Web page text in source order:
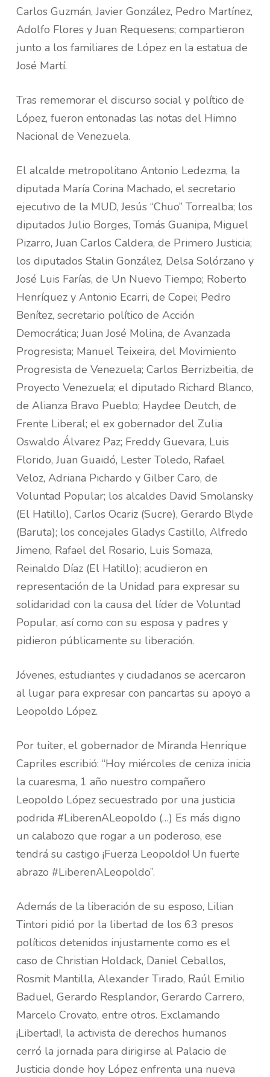
Carlos Guzmán, Javier González, Pedro Martínez,
Adolfo Flores y Juan Requesens; compartieron
junto a los familiares de López en la estatua de
José Martí.
Tras rememorar el discurso social y político de
López, fueron entonadas las notas del Himno
Nacional de Venezuela.
El alcalde metropolitano Antonio Ledezma, la
diputada María Corina Machado, el secretario
ejecutivo de la MUD, Jesús “Chuo” Torrealba; los
diputados Julio Borges, Tomás Guanipa, Miguel
Pizarro, Juan Carlos Caldera, de Primero Justicia;
los diputados Stalin González, Delsa Solórzano y
José Luis Farías, de Un Nuevo Tiempo; Roberto
Henríquez y Antonio Ecarri, de Copei; Pedro
Benítez, secretario político de Acción
Democrática; Juan José Molina, de Avanzada
Progresista; Manuel Teixeira, del Movimiento
Progresista de Venezuela; Carlos Berrizbeitia, de
Proyecto Venezuela; el diputado Richard Blanco,
de Alianza Bravo Pueblo; Haydee Deutch, de
Frente Liberal; el ex gobernador del Zulia
Oswaldo Álvarez Paz; Freddy Guevara, Luis
Florido, Juan Guaidó, Lester Toledo, Rafael
Veloz, Adriana Pichardo y Gilber Caro, de
Voluntad Popular; los alcaldes David Smolansky
(El Hatillo), Carlos Ocariz (Sucre), Gerardo Blyde
(Baruta); los concejales Gladys Castillo, Alfredo
Jimeno, Rafael del Rosario, Luis Somaza,
Reinaldo Díaz (El Hatillo); acudieron en
representación de la Unidad para expresar su
solidaridad con la causa del líder de Voluntad
Popular, así como con su esposa y padres y
pidieron públicamente su liberación.
Jóvenes, estudiantes y ciudadanos se acercaron
al lugar para expresar con pancartas su apoyo a
Leopoldo López.
Por tuiter, el gobernador de Miranda Henrique
Capriles escribió: “Hoy miércoles de ceniza inicia
la cuaresma, 1 año nuestro compañero
Leopoldo López secuestrado por una justicia
podrida #LiberenALeopoldo (…) Es más digno
un calabozo que rogar a un poderoso, ese
tendrá su castigo ¡Fuerza Leopoldo! Un fuerte
abrazo #LiberenALeopoldo”.
Además de la liberación de su esposo, Lilian
Tintori pidió por la libertad de los 63 presos
políticos detenidos injustamente como es el
caso de Christian Holdack, Daniel Ceballos,
Rosmit Mantilla, Alexander Tirado, Raúl Emilio
Baduel, Gerardo Resplandor, Gerardo Carrero,
Marcelo Crovato, entre otros. Exclamando
¡Libertad!, la activista de derechos humanos
cerró la jornada para dirigirse al Palacio de
Justicia donde hoy López enfrenta una nueva